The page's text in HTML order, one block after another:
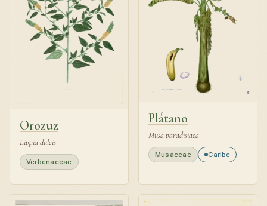
Orozuz
Lippia dulcis
Verbenaceae
Plátano
Musa paradisiaca
Musaceae Caribe